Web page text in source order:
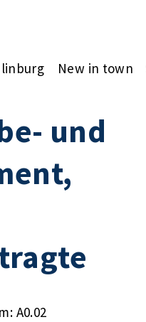
New in town
und
A0.02